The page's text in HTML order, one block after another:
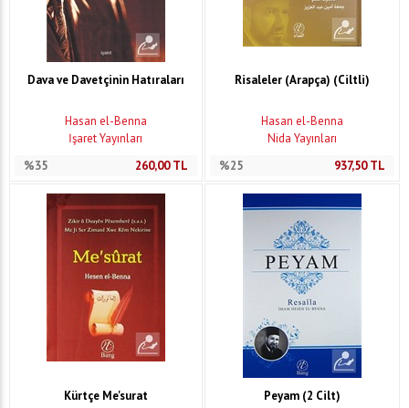
Dava ve Davetçinin Hatıraları
Hasan el-Benna
İşaret Yayınları
%35
260,00TL
Risaleler (Arapça) (Ciltli)
Hasan el-Benna
Nida Yayınları
%25
937,50TL
Kürtçe Me'surat Peyam (2 Cilt)